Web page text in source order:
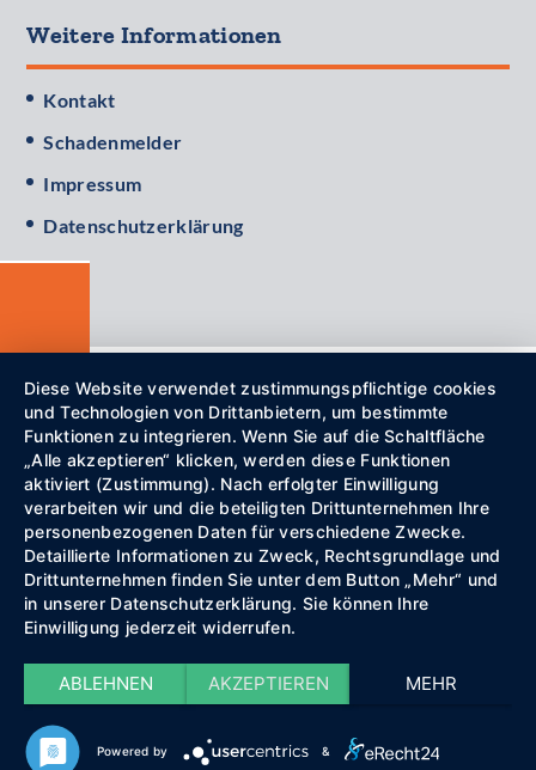
Weitere Informationen
Kontakt
Schadenmelder
Impressum
Datenschutzerklärung
Diese Website verwendet zustimmungspflichtige cookies
und Technologien von Drittanbietern, um bestimmte
Funktionen zu integrieren. Wenn Sie auf die Schaltfläche
„Alle akzeptieren“ klicken, werden diese Funktionen
aktiviert (Zustimmung). Nach erfolgter Einwilligung
verarbeiten wir und die beteiligten Drittunternehmen Ihre
personenbezogenen Daten für verschiedene Zwecke.
Detaillierte Informationen zu Zweck, Rechtsgrundlage und
Drittunternehmen finden Sie unter dem Button „Mehr“ und
in unserer Datenschutzerklärung. Sie können Ihre
Einwilligung jederzeit widerrufen.
ABLEHNEN AKZEPTIEREN MEHR
Powered by &